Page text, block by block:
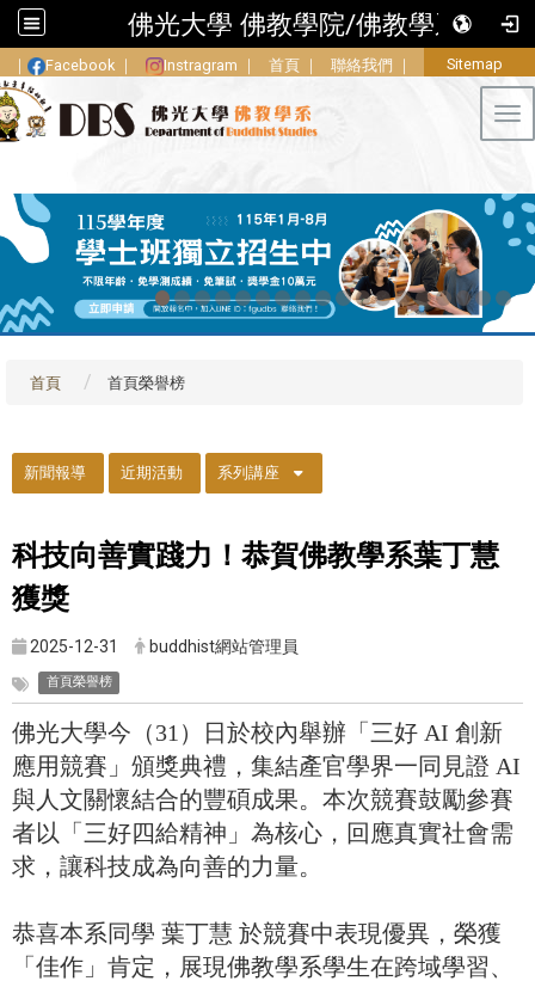
佛光大學 佛教學院/佛教學系
｜ Facebook ｜ Instragram ｜ 首頁 ｜ 聯絡我們 ｜ Sitemap
首頁 首頁榮譽榜
新聞報導 近期活動 系列講座
科技向善實踐力！恭賀佛教學系葉丁慧
獲獎
2025-12-31 buddhist網站管理員
首頁榮譽榜
佛光大學今（31）日於校內舉辦「三好 AI 創新
應用競賽」頒獎典禮，集結產官學界一同見證 AI
與人文關懷結合的豐碩成果。本次競賽鼓勵參賽
者以「三好四給精神」為核心，回應真實社會需
求，讓科技成為向善的力量。
恭喜本系同學 葉丁慧 於競賽中表現優異，榮獲
「佳作」肯定，展現佛教學系學生在跨域學習、